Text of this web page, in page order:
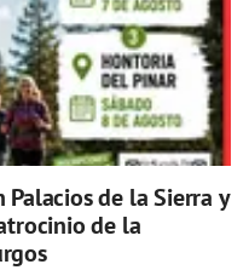
de la Sierra y
de la